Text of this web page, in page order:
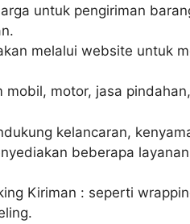
untuk pengiriman
melalui website untuk
mobil, motor, jasa
kelancaran,
beberapa
Kiriman : seperti